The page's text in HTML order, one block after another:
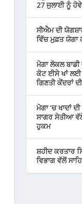
27 ਜੁਲਾਈ ਨੂੰ
ਸੀਐਮ ਦੀ
ਵਿੱਚ ਮੁਫ਼ਤ ਯੋਗਾ
ਮੋਗਾ ਲੋਕਲ
ਕੋਟ ਈਸੇ ਖਾਂ ਲਈ
ਗਿਣਤੀ ਕੇਂਦਰਾਂ
ਮੋਗਾ ‘ਚ ਖਾਦਾਂ
ਸਾਗਰ ਸੇਤੀਆ
ਹੁਕਮ
ਸ਼ਹੀਦ ਕਰਤਾਰ
ਵਿਭਾਗ ਵੱਲੋਂ